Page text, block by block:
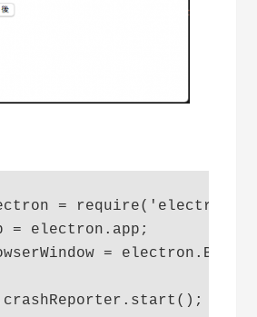
=
= electron.app;
=